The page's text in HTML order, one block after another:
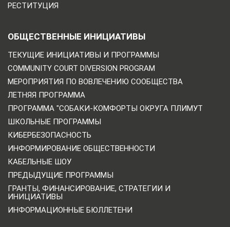
РЕСТИТУЦИЯ
ОБЩЕСТВЕННЫЕ ИНИЦИАТИВЫ
ТЕКУЩИЕ ИНИЦИАТИВЫ И ПРОГРАММЫ
COMMUNITY COURT DIVERSION PROGRAM
МЕРОПРИЯТИЯ ПО ВОВЛЕЧЕНИЮ СООБЩЕСТВА
ЛЕТНЯЯ ПРОГРАММА
ПРОГРАММА "СОБАКИ-КОМФОРТЫ ОКРУГА ПЛИМУТ
ШКОЛЬНЫЕ ПРОГРАММЫ
КИБЕРБЕЗОПАСНОСТЬ
ИНФОРМИРОВАНИЕ ОБЩЕСТВЕННОСТИ
КАБЕЛЬНЫЕ ШОУ
ПРЕДЫДУЩИЕ ПРОГРАММЫ
ГРАНТЫ, ФИНАНСИРОВАНИЕ, СТРАТЕГИИ И
ИНИЦИАТИВЫ
ИНФОРМАЦИОННЫЕ БЮЛЛЕТЕНИ